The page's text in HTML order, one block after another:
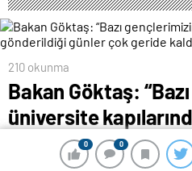
0 0
210 okunma
Bakan Göktaş:
üniversite
günler çok geride
News 16
0 0